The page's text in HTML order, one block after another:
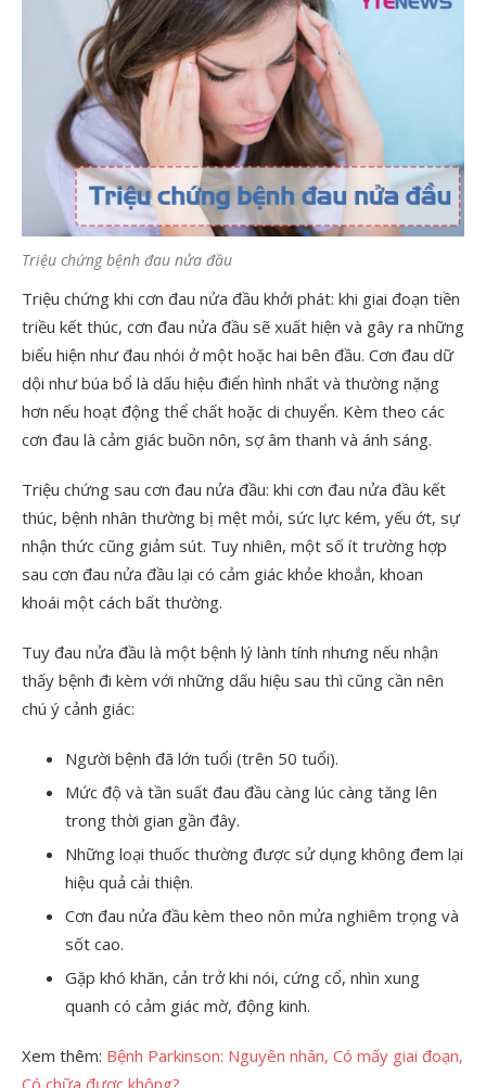
Triệu chứng bệnh đau nửa đầu
Triệu chứng khi cơn đau nửa đầu khởi phát: khi giai đoạn tiền
triều kết thúc, cơn đau nửa đầu sẽ xuất hiện và gây ra những
biểu hiện như đau nhói ở một hoặc hai bên đầu. Cơn đau dữ
dội như búa bổ là dấu hiệu điển hình nhất và thường nặng
hơn nếu hoạt động thể chất hoặc di chuyển. Kèm theo các
cơn đau là cảm giác buồn nôn, sợ âm thanh và ánh sáng.
Triệu chứng sau cơn đau nửa đầu: khi cơn đau nửa đầu kết
thúc, bệnh nhân thường bị mệt mỏi, sức lực kém, yếu ớt, sự
nhận thức cũng giảm sút. Tuy nhiên, một số ít trường hợp
sau cơn đau nửa đầu lại có cảm giác khỏe khoắn, khoan
khoái một cách bất thường.
Tuy đau nửa đầu là một bệnh lý lành tính nhưng nếu nhận
thấy bệnh đi kèm với những dấu hiệu sau thì cũng cần nên
chú ý cảnh giác:
Người bệnh đã lớn tuổi (trên 50 tuổi).
Mức độ và tần suất đau đầu càng lúc càng tăng lên
trong thời gian gần đây.
Những loại thuốc thường được sử dụng không đem lại
hiệu quả cải thiện.
Cơn đau nửa đầu kèm theo nôn mửa nghiêm trọng và
sốt cao.
Gặp khó khăn, cản trở khi nói, cứng cổ, nhìn xung
quanh có cảm giác mờ, động kinh.
Xem thêm: Bệnh Parkinson: Nguyên nhân, Có mấy giai đoạn,
Có chữa được không?